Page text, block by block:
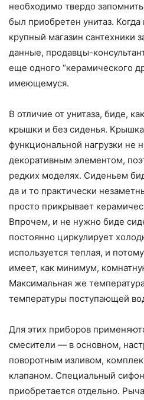
необходимо твердо
был приобретен унитаз.
крупный магазин сантехники
данные, продавцы-
еще одного “керамического
имеющемуся.
В отличие от унитаза, биде,
крышки и без сиденья.
функциональной нагрузки не
декоративным элементом,
редких моделях. Сиденьем
да и то практически
просто прикрывает
Впрочем, и не нужно биде
постоянно циркулирует
используется теплая, и
имеет, как минимум,
Максимальная же
температуры поступающей
Для этих приборов
смесители — в основном,
поворотным изливом,
клапаном. Специальный
приобретается отдельно.